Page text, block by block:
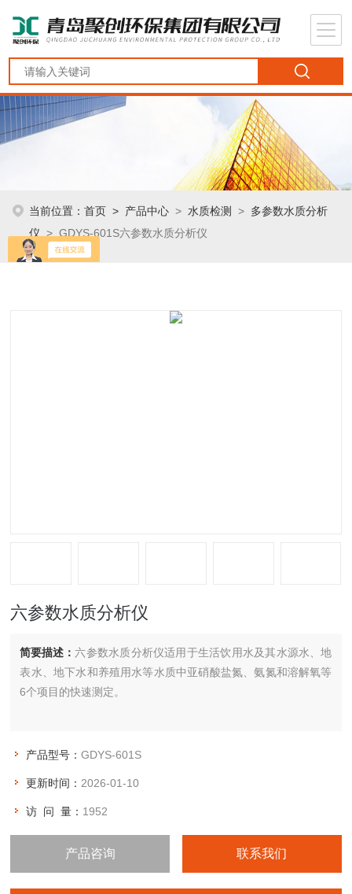
当前位置：首页 > 产品中心 >水质检测 > 多参数水质分析
仪 > GDYS-601S六参数水质分析仪
六参数水质分析仪
简要描述： 六参数水质分析仪适用于生活饮用水及其水源水、地
表水、地下水和养殖用水等水质中亚硝酸盐氮、氨氮和溶解氧等
6个项目的快速测定。
产品型号：GDYS-601S
更新时间： 2026-01-10
访 问 量： 1952
产品咨询 联系我们